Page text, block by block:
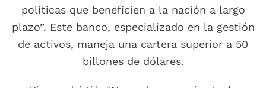
políticas que beneficien a la nación a largo
plazo”. Este banco, especializado en la gestión
de activos, maneja una cartera superior a 50
billones de dólares.